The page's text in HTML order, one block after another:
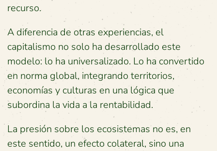
recurso.
A diferencia de otras experiencias, el
capitalismo no solo ha desarrollado este
modelo: lo ha universalizado. Lo ha convertido
en norma global, integrando territorios,
economías y culturas en una lógica que
subordina la vida a la rentabilidad.
La presión sobre los ecosistemas no es, en
este sentido, un efecto colateral, sino una